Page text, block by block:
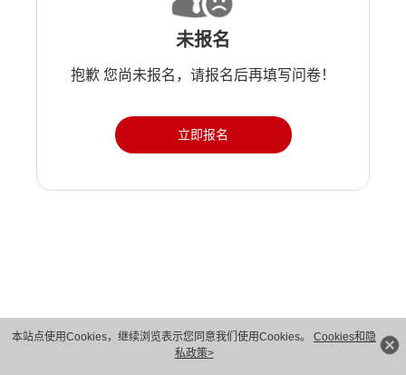
本站点使用Cookies，继续浏览表示您同意我们使用Cookies。 Cookies和隐
私政策>
未报名
抱歉 您尚未报名，请报名后再填写问卷！
立即报名
版权所有 © 华为技术有限公司 1998-2026。 保留一切权利。粤A2-20044005号
隐私保护
法律声明